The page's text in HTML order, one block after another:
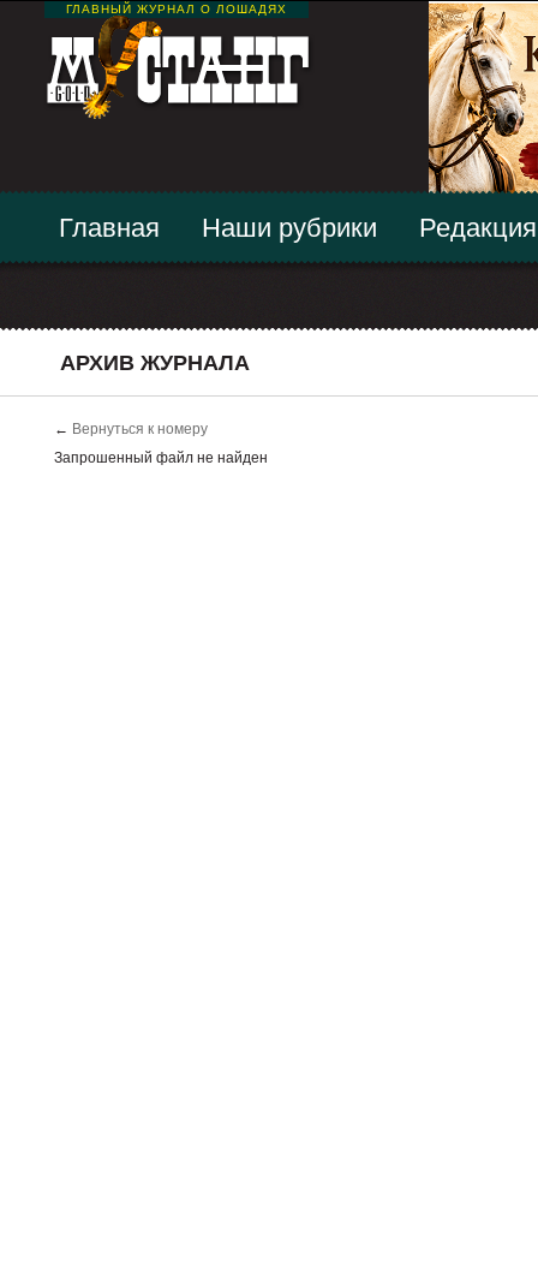
ГЛАВНЫЙ ЖУРНАЛ О ЛОШАДЯХ
Главная Наши рубрики Редакция
АРХИВ ЖУРНАЛА
← Вернуться к номеру
Запрошенный файл не найден